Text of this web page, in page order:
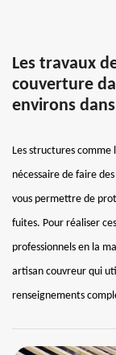
Les travaux
couverture
environs
Les structures
nécessaire de faire
vous permettre de
fuites. Pour réaliser
professionnels en la
artisan couvreur qui
renseignements